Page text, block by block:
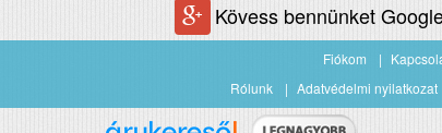
Kövess bennünket
Fiókom
Rólunk
Adatvédelmi nyilatkozat